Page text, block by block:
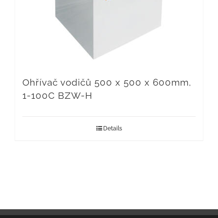
Ohřívač vodičů 500 x 500 x 600mm,
1-100C BZW-H
Details